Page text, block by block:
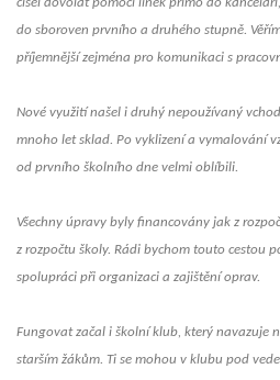
čísel dovolat pomocí linek přímo do
do sboroven prvního a druhého stupně.
příjemnější zejména pro komunikaci s
Nové využití našel i druhý nepoužívaný
mnoho let sklad. Po vyklizení a vymalování
od prvního školního dne velmi oblíbili.
Všechny úpravy byly financovány jak z
z rozpočtu školy. Rádi bychom touto cestou
spolupráci při organizaci a zajištění oprav.
Fungovat začal i školní klub, který navazuje
starším žákům. Ti se mohou v klubu pod